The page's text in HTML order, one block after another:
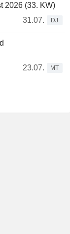
2026 (33. KW)
31.07.
DJ
23.07.
MT